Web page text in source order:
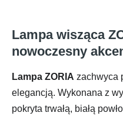
Lampa wisząca
nowoczesny
Lampa ZORIA zachwyca
elegancją. Wykonana z
pokryta trwałą, białą